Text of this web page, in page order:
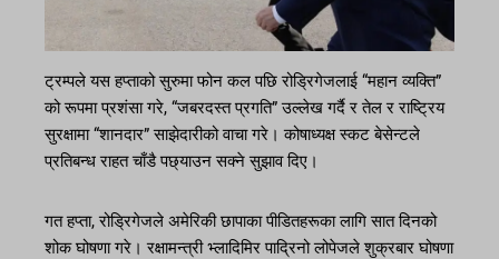
ट्रम्पले यस हप्ताको सुरुमा फोन कल पछि रोड्रिगेजलाई “महान व्यक्ति”
को रूपमा प्रशंसा गरे, “जबरदस्त प्रगति” उल्लेख गर्दै र तेल र राष्ट्रिय
सुरक्षामा “शानदार” साझेदारीको वाचा गरे। कोषाध्यक्ष स्कट बेसेन्टले
प्रतिबन्ध राहत चाँडै पछ्याउन सक्ने सुझाव दिए।
गत हप्ता, रोड्रिगेजले अमेरिकी छापाका पीडितहरूका लागि सात दिनको
शोक घोषणा गरे। रक्षामन्त्री भ्लादिमिर पाद्रिनो लोपेजले शुक्रबार घोषणा